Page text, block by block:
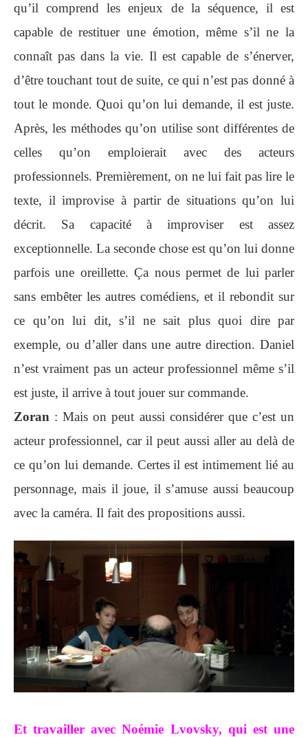
qu’il comprend les enjeux de la séquence, il est
capable de restituer une émotion, même s’il ne la
connaît pas dans la vie. Il est capable de s’énerver,
d’être touchant tout de suite, ce qui n’est pas donné à
tout le monde. Quoi qu’on lui demande, il est juste.
Après, les méthodes qu’on utilise sont différentes de
celles qu’on emploierait avec des acteurs
professionnels. Premièrement, on ne lui fait pas lire le
texte, il improvise à partir de situations qu’on lui
décrit. Sa capacité à improviser est assez
exceptionnelle. La seconde chose est qu’on lui donne
parfois une oreillette. Ça nous permet de lui parler
sans embêter les autres comédiens, et il rebondit sur
ce qu’on lui dit, s’il ne sait plus quoi dire par
exemple, ou d’aller dans une autre direction. Daniel
n’est vraiment pas un acteur professionnel même s’il
est juste, il arrive à tout jouer sur commande.
Zoran : Mais on peut aussi considérer que c’est un
acteur professionnel, car il peut aussi aller au delà de
ce qu’on lui demande. Certes il est intimement lié au
personnage, mais il joue, il s’amuse aussi beaucoup
avec la caméra. Il fait des propositions aussi.
Et travailler avec Noémie Lvovsky, qui est une